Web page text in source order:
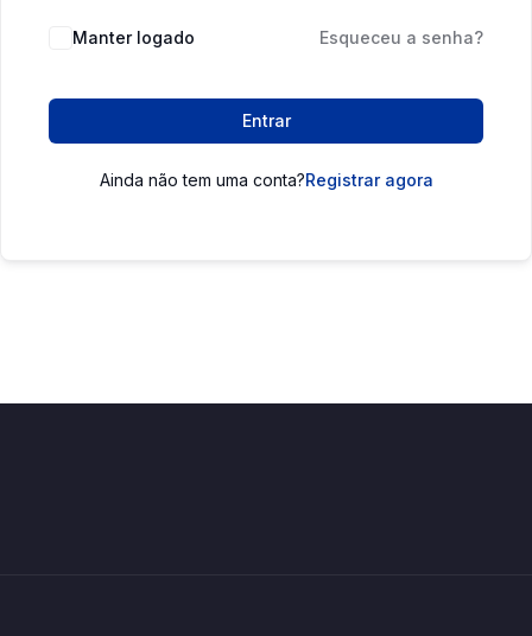
Manter logado Esqueceu a senha?
Entrar
Ainda não tem uma conta?Registrar agora